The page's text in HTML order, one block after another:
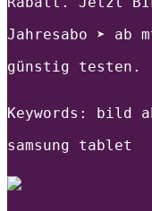
Jahresabo ➤
günstig testen.
Keywords: bild
samsung tablet